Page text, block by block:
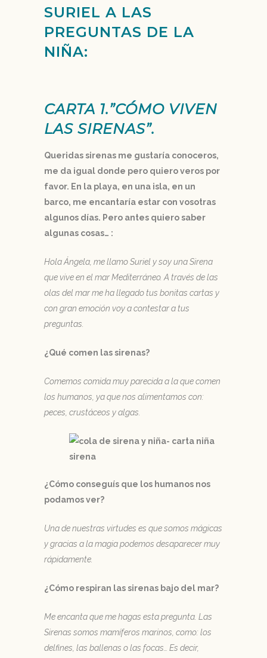
SURIEL A LAS
PREGUNTAS DE LA
NIÑA:
CARTA 1.”CÓMO VIVEN
LAS SIRENAS”.
Queridas sirenas me gustaría conoceros,
me da igual donde pero quiero veros por
favor. En la playa, en una isla, en un
barco, me encantaría estar con vosotras
algunos días. Pero antes quiero saber
algunas cosas… :
Hola Ángela, me llamo Suriel y soy una Sirena
que vive en el mar Mediterráneo. A través de las
olas del mar me ha llegado tus bonitas cartas y
con gran emoción voy a contestar a tus
preguntas.
¿Qué comen las sirenas?
Comemos comida muy parecida a la que comen
los humanos, ya que nos alimentamos con:
peces, crustáceos y algas.
¿Cómo conseguís que los humanos nos
podamos ver?
Una de nuestras virtudes es que somos mágicas
y gracias a la magia podemos desaparecer muy
rápidamente.
¿Cómo respiran las sirenas bajo del mar?
Me encanta que me hagas esta pregunta. Las
Sirenas somos mamíferos marinos, como: los
delfines, las ballenas o las focas… Es decir,